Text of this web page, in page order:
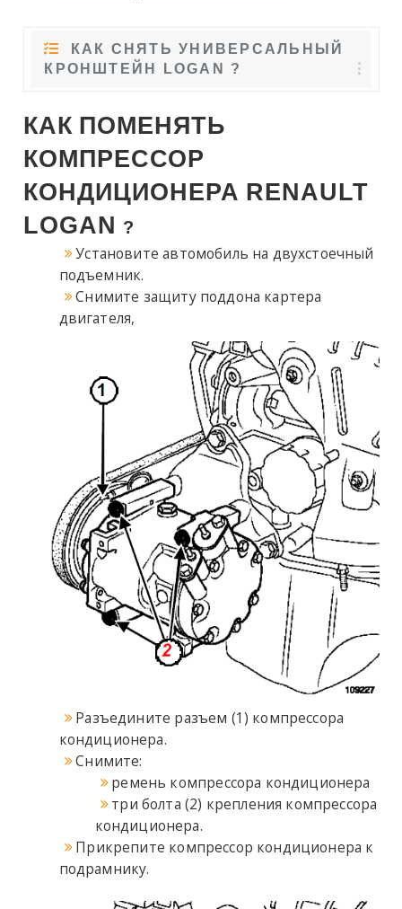
КАК СНЯТЬ УНИВЕРСАЛЬНЫЙ
КРОНШТЕЙН LOGAN ?
КАК ПОМЕНЯТЬ
КОМПРЕССОР
КОНДИЦИОНЕРА RENAULT
LOGAN ?
Установите автомобиль на двухстоечный
подъемник.
Снимите защиту поддона картера
двигателя,
Разъедините разъем (1) компрессора
кондиционера.
Снимите:
ремень компрессора кондиционера
три болта (2) крепления компрессора
кондиционера.
Прикрепите компрессор кондиционера к
подрамнику.